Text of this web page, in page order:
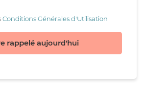
Conditions Générales d'Utilisation
rappelé aujourd'hui